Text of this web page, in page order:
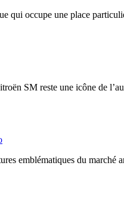
qui occupe une place
SM reste une icône de
emblématiques du marché